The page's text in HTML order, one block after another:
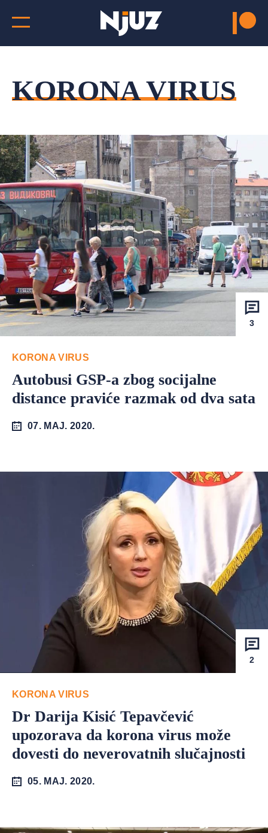
KORONA VIRUS
3
KORONA VIRUS
Autobusi GSP-a zbog socijalne
distance praviće razmak od dva sata
07. MAJ. 2020.
2
KORONA VIRUS
Dr Darija Kisić Tepavčević
upozorava da korona virus može
dovesti do neverovatnih slučajnosti
05. MAJ. 2020.